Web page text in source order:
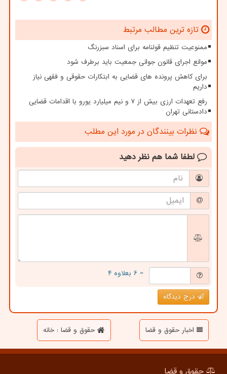
تازه ترین مطالب مرتبط
ممنوعیت تنظیم قولنامه برای اسناد سبزرنگ
موانع اجرای قانون جوانی جمعیت باید برطرف شود
برای کاهش پرونده های قضایی به ابتکارات حقوقی و فقهی نیاز
داریم
رفع تعهدات ارزی بیش از ۷ و نیم میلیارد یورو با اقدامات قضایی
دادستانی تهران
نظرات بینندگان در مورد این مطلب
لطفا شما هم نظر دهید
= ۶ بعلاوه ۴
درج دیدگاه
اخبار حقوق و قضا حقوق و قضا : خانه
حقوق و قضا